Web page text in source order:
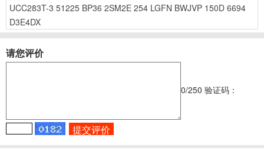
UCC283T-3 51225 BP36 2SM2E 254 LGFN BWJVP 150D 6694
D3E4DX
请您评价
0/250 验证码：